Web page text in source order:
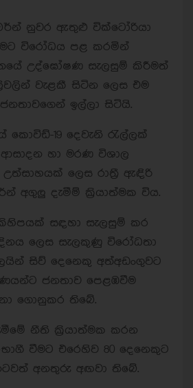
නුවර ඇතුළු වික්ටෝරියා
විරෝධය පළ කරමින්
උද්ඝෝෂණ සැලසුම් කිරීමත්
වැළකී සිටින ලෙස එම
ඉල්ලා සිටියි.
කොවිඩ්-19 දෙවැනි රැල්ලක්
හා මරණ විශාල
ලෙස රාත්‍රී ඇඳිරි
අගුලු දැමීම් ක්‍රියාත්මක විය.
සඳහා සැලසුම් කර
ලෙස සැලකුණු විරෝධතා
සිව් දෙනෙකු අත්අඩංගුවට
ජනතාව පෙළඹවීම
ගොනුකර තිබේ.
නීති ක්‍රියාත්මක කරන
වීමට එරෙහිව 80 දෙනෙකුට
අනතුරු අඟවා තිබේ.